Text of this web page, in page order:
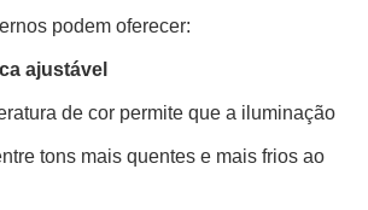
podem oferecer:
ajustável
de cor permite que a iluminação
tons mais quentes e mais frios ao